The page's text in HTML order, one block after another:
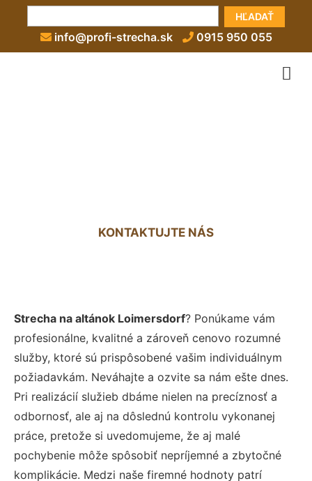
HĽADAŤ
info@profi-strecha.sk 0915 950 055
KONTAKTUJTE NÁS
Strecha na altánok Loimersdorf? Ponúkame vám
profesionálne, kvalitné a zároveň cenovo rozumné
služby, ktoré sú prispôsobené vašim individuálnym
požiadavkám. Neváhajte a ozvite sa nám ešte dnes.
Pri realizácií služieb dbáme nielen na precíznosť a
odbornosť, ale aj na dôslednú kontrolu vykonanej
práce, pretože si uvedomujeme, že aj malé
pochybenie môže spôsobiť nepríjemné a zbytočné
komplikácie. Medzi naše firemné hodnoty patrí